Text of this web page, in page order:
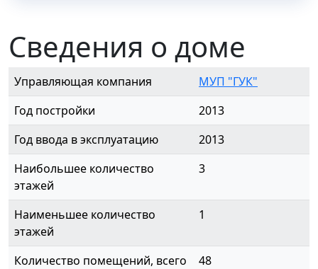
Сведения о доме
Управляющая компания
МУП "ГУК"
Год постройки
2013
Год ввода в эксплуатацию
2013
Наибольшее количество
этажей
3
Наименьшее количество
этажей
1
Количество помещений, всего
48